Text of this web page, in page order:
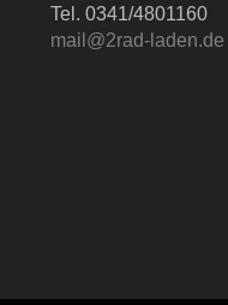
Tel. 0341/4801160
mail@2rad-laden.de